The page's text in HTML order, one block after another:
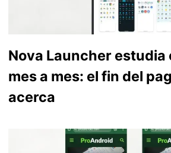
Nova Launcher
mes a mes: el fin del
acerca